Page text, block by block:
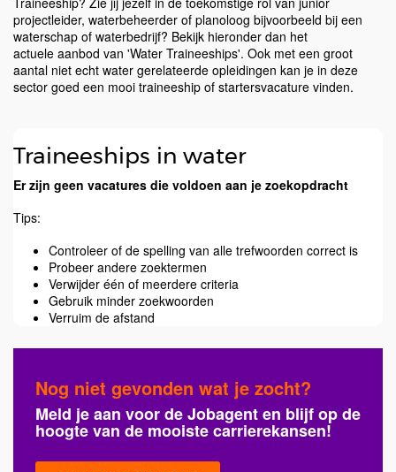
projectleider, waterbeheerder of planoloog bijvoorbeeld bij een
waterschap of waterbedrijf? Bekijk hieronder dan het
actuele aanbod van 'Water Traineeships'. Ook met een groot
aantal niet echt water gerelateerde opleidingen kan je in deze
sector goed een mooi traineeship of startersvacature vinden.
Traineeships in water
Er zijn geen vacatures die voldoen aan je zoekopdracht
Tips:
Controleer of de spelling van alle trefwoorden correct is
Probeer andere zoektermen
Verwijder één of meerdere criteria
Gebruik minder zoekwoorden
Verruim de afstand
Nog niet gevonden wat je zocht?
Meld je aan voor de Jobagent en blijf op de
hoogte van de mooiste carrierekansen!